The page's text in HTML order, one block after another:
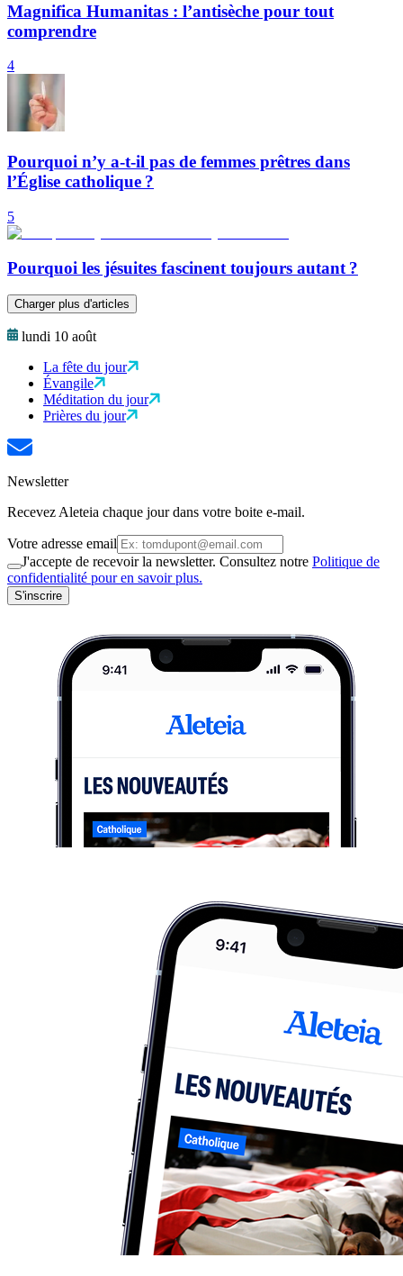
Magnifica Humanitas : l’antisèche pour tout
comprendre
4
Pourquoi n’y a-t-il pas de femmes prêtres dans
l’Église catholique ?
5
Pourquoi les jésuites fascinent toujours autant ?
Charger plus d'articles
lundi 10 août
La fête du jour
Évangile
Méditation du jour
Prières du jour
Newsletter
Recevez Aleteia chaque jour dans votre boite e-mail.
Votre adresse email
J'accepte de recevoir la newsletter. Consultez notre Politique de
confidentialité pour en savoir plus.
S'inscrire